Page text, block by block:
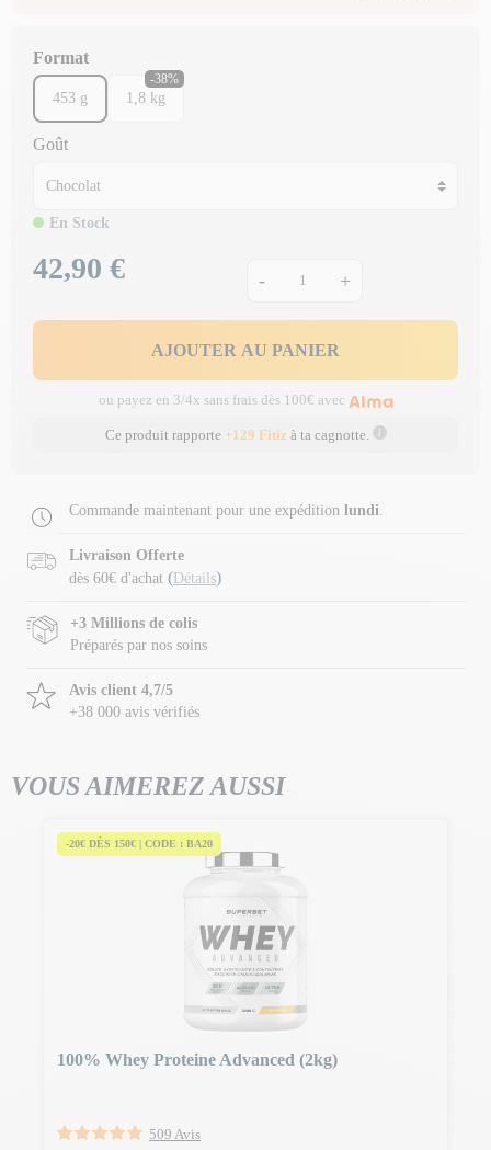
Format
453 g
-38%
1,8 kg
Goût
En Stock
Prix
42,90 € - +
AJOUTER AU PANIER
ou payez en 3/4x sans frais dès 100€ avec
Ce produit rapporte +129 Fitizà ta cagnotte.
Commande maintenant pour une expédition lundi.
Livraison Offerte
dès 60€ d'achat ( Détails)
+3 Millions de colis
Préparés par nos soins
Avis client 4,7/5
+38 000 avis vérifiés
VOUS AIMEREZ AUSSI
-20€ DÈS 150€ | CODE : BA20
100% Whey Proteine Advanced (2kg)
509 Avis